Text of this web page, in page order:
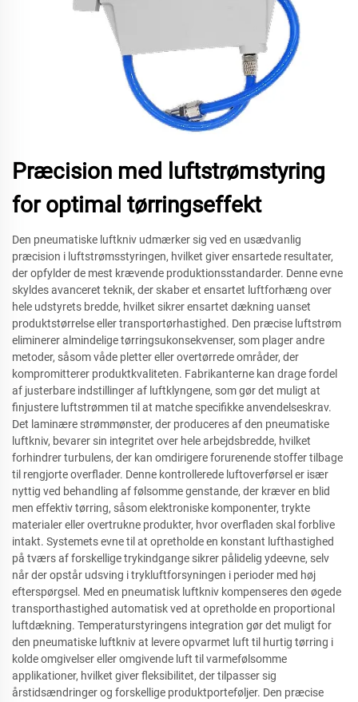
Præcision med luftstrømstyring
for optimal tørringseffekt
Den pneumatiske luftkniv udmærker sig ved en usædvanlig
præcision i luftstrømsstyringen, hvilket giver ensartede resultater,
der opfylder de mest krævende produktionsstandarder. Denne evne
skyldes avanceret teknik, der skaber et ensartet luftforhæng over
hele udstyrets bredde, hvilket sikrer ensartet dækning uanset
produktstørrelse eller transportørhastighed. Den præcise luftstrøm
eliminerer almindelige tørringsukonsekvenser, som plager andre
metoder, såsom våde pletter eller overtørrede områder, der
kompromitterer produktkvaliteten. Fabrikanterne kan drage fordel
af justerbare indstillinger af luftklyngene, som gør det muligt at
finjustere luftstrømmen til at matche specifikke anvendelseskrav.
Det laminære strømmønster, der produceres af den pneumatiske
luftkniv, bevarer sin integritet over hele arbejdsbredde, hvilket
forhindrer turbulens, der kan omdirigere forurenende stoffer tilbage
til rengjorte overflader. Denne kontrollerede luftoverførsel er især
nyttig ved behandling af følsomme genstande, der kræver en blid
men effektiv tørring, såsom elektroniske komponenter, trykte
materialer eller overtrukne produkter, hvor overfladen skal forblive
intakt. Systemets evne til at opretholde en konstant lufthastighed
på tværs af forskellige trykindgange sikrer pålidelig ydeevne, selv
når der opstår udsving i trykluftforsyningen i perioder med høj
efterspørgsel. Med en pneumatisk luftkniv kompenseres den øgede
transporthastighed automatisk ved at opretholde en proportional
luftdækning. Temperaturstyringens integration gør det muligt for
den pneumatiske luftkniv at levere opvarmet luft til hurtig tørring i
kolde omgivelser eller omgivende luft til varmefølsomme
applikationer, hvilket giver fleksibilitet, der tilpasser sig
årstidsændringer og forskellige produktporteføljer. Den præcise